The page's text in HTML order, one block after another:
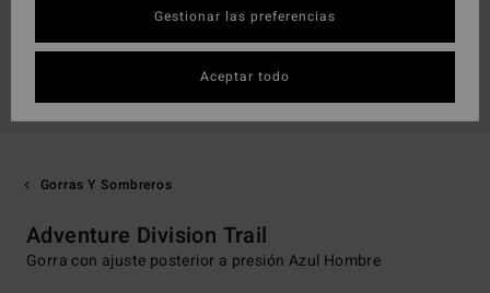
Gorras Y Sombreros
Adventure Division Trail
Gorra con ajuste posterior a presión Azul Hombre
Gestionar las preferencias
Aceptar todo